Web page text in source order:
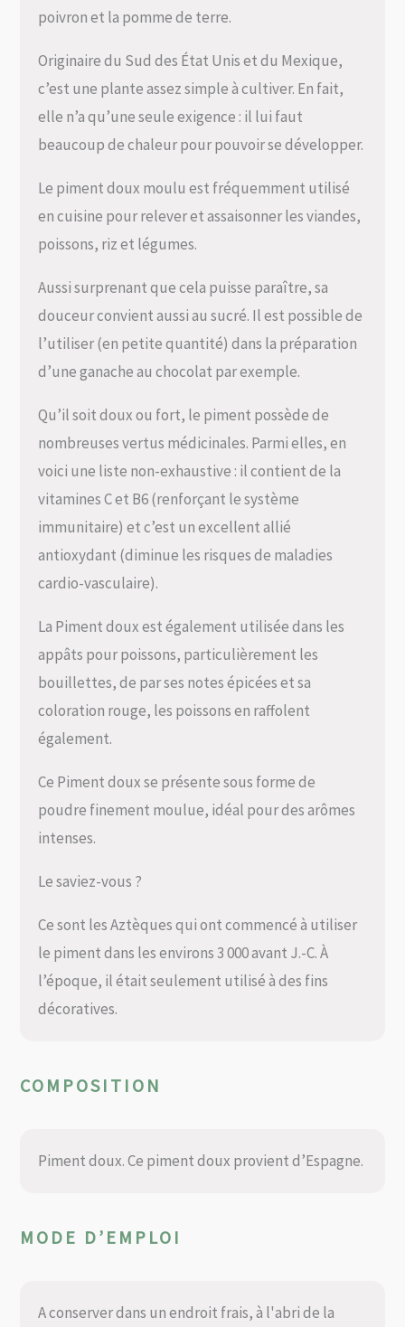
poivron et la pomme de terre.
Originaire du Sud des État Unis et du Mexique,
c’est une plante assez simple à cultiver. En fait,
elle n’a qu’une seule exigence : il lui faut
beaucoup de chaleur pour pouvoir se développer.
Le piment doux moulu est fréquemment utilisé
en cuisine pour relever et assaisonner les viandes,
poissons, riz et légumes.
Aussi surprenant que cela puisse paraître, sa
douceur convient aussi au sucré. Il est possible de
l’utiliser (en petite quantité) dans la préparation
d’une ganache au chocolat par exemple.
Qu’il soit doux ou fort, le piment possède de
nombreuses vertus médicinales. Parmi elles, en
voici une liste non-exhaustive : il contient de la
vitamines C et B6 (renforçant le système
immunitaire) et c’est un excellent allié
antioxydant (diminue les risques de maladies
cardio-vasculaire).
La Piment doux est également utilisée dans les
appâts pour poissons, particulièrement les
bouillettes, de par ses notes épicées et sa
coloration rouge, les poissons en raffolent
également.
Ce Piment doux se présente sous forme de
poudre finement moulue, idéal pour des arômes
intenses.
Le saviez-vous ?
Ce sont les Aztèques qui ont commencé à utiliser
le piment dans les environs 3 000 avant J.-C. À
l’époque, il était seulement utilisé à des fins
décoratives.
COMPOSITION
Piment doux. Ce piment doux provient d’Espagne.
MODE D’EMPLOI
A conserver dans un endroit frais, à l'abri de la